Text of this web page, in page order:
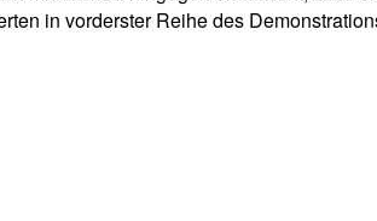
in vorderster Reihe des